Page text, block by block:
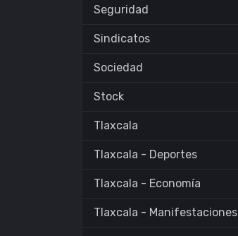
Seguridad
Sindicatos
Sociedad
Stock
Tlaxcala
Tlaxcala - Deportes
Tlaxcala - Economía
Tlaxcala - Manifestaciones